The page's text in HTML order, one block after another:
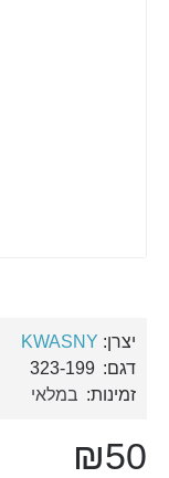
יצרן: KWASNY
דגם: 323-199
זמינות: במלאי
₪50